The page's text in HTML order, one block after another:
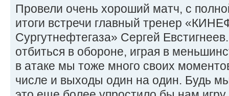
Провели очень хороший матч, с
итоги встречи главный тренер
Сургутнефтегаза» Сергей
отбиться в обороне, играя в
в атаке мы тоже много своих
числе и выходы один на один. Будь